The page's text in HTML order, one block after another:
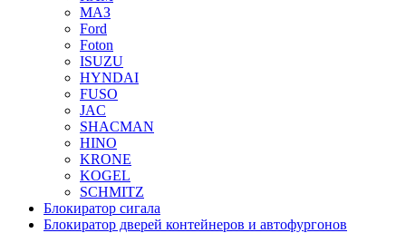
МАЗ
Ford
Foton
ISUZU
HYNDAI
FUSO
JAC
SHACMAN
HINO
KRONE
KOGEL
SCHMITZ
Блокиратор сигала
Блокиратор дверей контейнеров и автофургонов